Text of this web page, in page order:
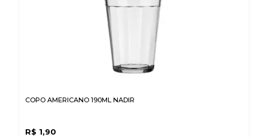
COPO AMERICANO 190ML NADIR
R$ 1,90